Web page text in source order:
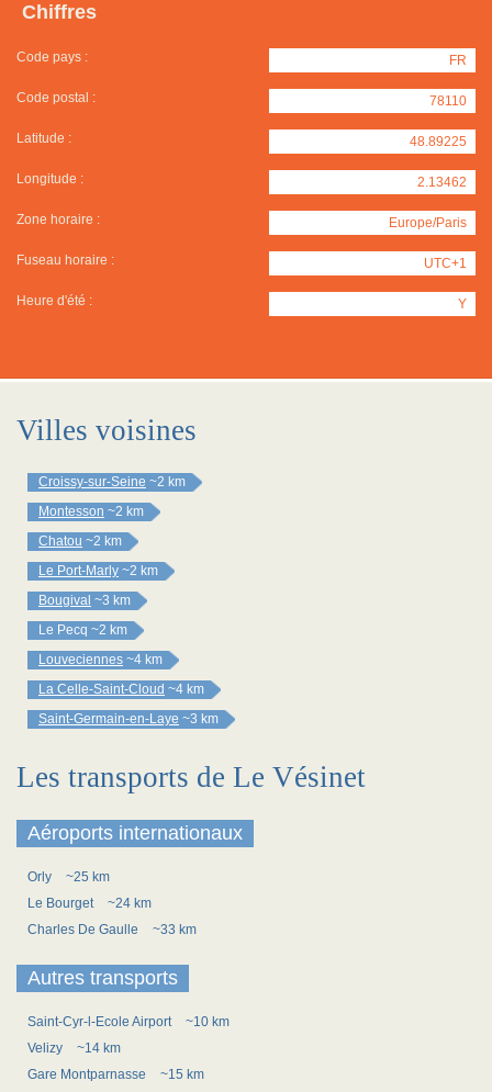
Chiffres
Code pays : FR
Code postal : 78110
Latitude : 48.89225
Longitude : 2.13462
Zone horaire : Europe/Paris
Fuseau horaire : UTC+1
Heure d'été : Y
Villes voisines
Croissy-sur-Seine ~2 km
Montesson ~2 km
Chatou ~2 km
Le Port-Marly ~2 km
Bougival ~3 km
Le Pecq ~2 km
Louveciennes ~4 km
La Celle-Saint-Cloud ~4 km
Saint-Germain-en-Laye ~3 km
Les transports de Le Vésinet
Aéroports internationaux
Orly
~25 km
Le Bourget
~24 km
Charles De Gaulle
~33 km
Autres transports
Saint-Cyr-l-Ecole Airport
~10 km
Velizy
~14 km
Gare Montparnasse
~15 km